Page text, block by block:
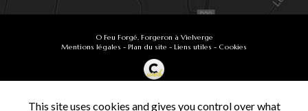
O Feu Forgé, Forgeron à Vielverge
Mentions légales - Plan du site - Liens utiles - Cookies
This site uses cookies and gives you control over what